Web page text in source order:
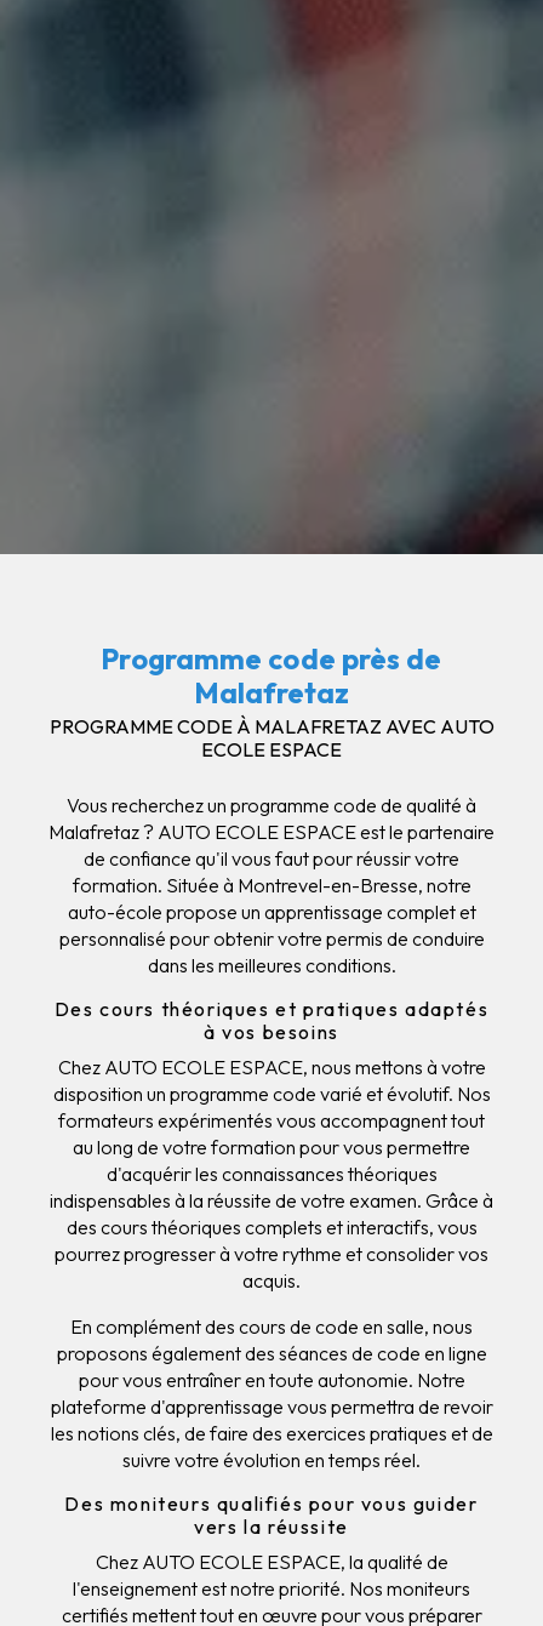
Programme code près de
Malafretaz
PROGRAMME CODE À MALAFRETAZ AVEC AUTO
ECOLE ESPACE
Vous recherchez un programme code de qualité à
Malafretaz ? AUTO ECOLE ESPACE est le partenaire
de confiance qu'il vous faut pour réussir votre
formation. Située à Montrevel-en-Bresse, notre
auto-école propose un apprentissage complet et
personnalisé pour obtenir votre permis de conduire
dans les meilleures conditions.
Des cours théoriques et pratiques adaptés
à vos besoins
Chez AUTO ECOLE ESPACE, nous mettons à votre
disposition un programme code varié et évolutif. Nos
formateurs expérimentés vous accompagnent tout
au long de votre formation pour vous permettre
d'acquérir les connaissances théoriques
indispensables à la réussite de votre examen. Grâce à
des cours théoriques complets et interactifs, vous
pourrez progresser à votre rythme et consolider vos
acquis.
En complément des cours de code en salle, nous
proposons également des séances de code en ligne
pour vous entraîner en toute autonomie. Notre
plateforme d'apprentissage vous permettra de revoir
les notions clés, de faire des exercices pratiques et de
suivre votre évolution en temps réel.
Des moniteurs qualifiés pour vous guider
vers la réussite
Chez AUTO ECOLE ESPACE, la qualité de
l'enseignement est notre priorité. Nos moniteurs
certifiés mettent tout en œuvre pour vous préparer